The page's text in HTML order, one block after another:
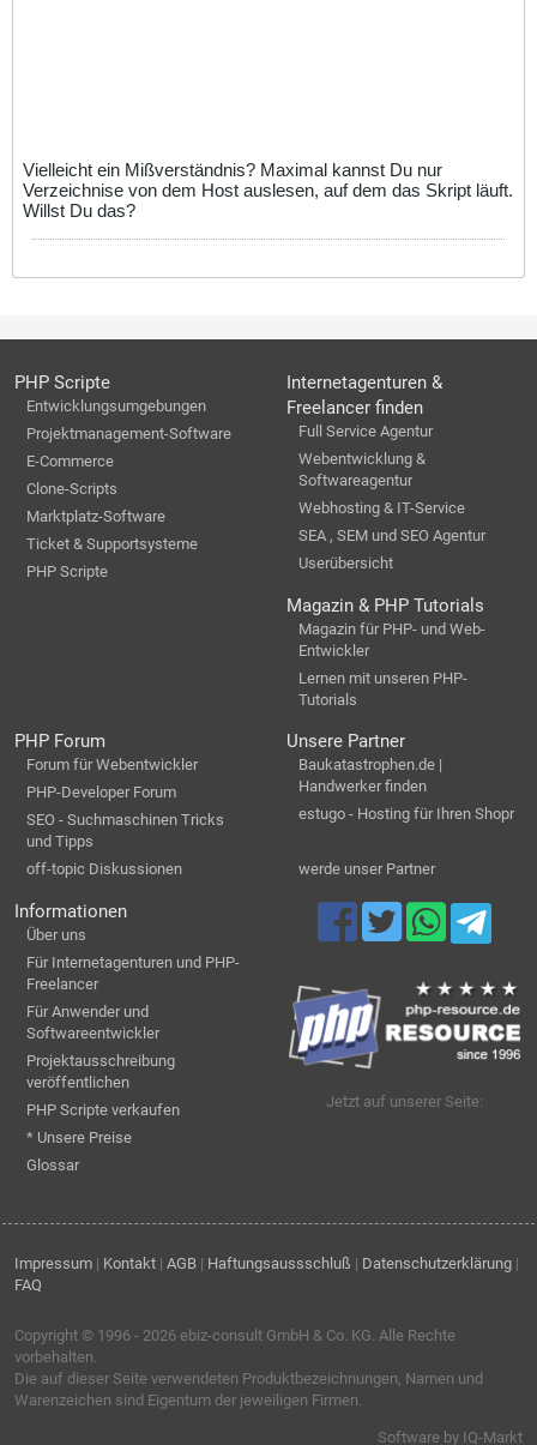
Vielleicht ein Mißverständnis? Maximal kannst Du nur
Verzeichnise von dem Host auslesen, auf dem das Skript läuft.
Willst Du das?
PHP Scripte
Entwicklungsumgebungen
Projektmanagement-Software
E-Commerce
Clone-Scripts
Marktplatz-Software
Ticket & Supportsysteme
PHP Scripte
Internetagenturen &
Freelancer finden
Full Service Agentur
Webentwicklung &
Softwareagentur
Webhosting & IT-Service
SEA , SEM und SEO Agentur
Userübersicht
Magazin & PHP Tutorials
Magazin für PHP- und Web-
Entwickler
Lernen mit unseren PHP-
Tutorials
PHP Forum
Forum für Webentwickler
PHP-Developer Forum
SEO - Suchmaschinen Tricks
und Tipps
off-topic Diskussionen
Unsere Partner
Baukatastrophen.de |
Handwerker finden
estugo - Hosting für Ihren Shopr
werde unser Partner
Informationen
Über uns
Für Internetagenturen und PHP-
Freelancer
Für Anwender und
Softwareentwickler
Projektausschreibung
veröffentlichen
PHP Scripte verkaufen
* Unsere Preise
Glossar
Jetzt auf unserer Seite:
Impressum | Kontakt | AGB | Haftungsaussschluß | Datenschutzerklärung |
FAQ
Copyright © 1996 - 2026 ebiz-consult GmbH & Co. KG. Alle Rechte
vorbehalten.
Die auf dieser Seite verwendeten Produktbezeichnungen, Namen und
Warenzeichen sind Eigentum der jeweiligen Firmen.
Software by IQ-Markt